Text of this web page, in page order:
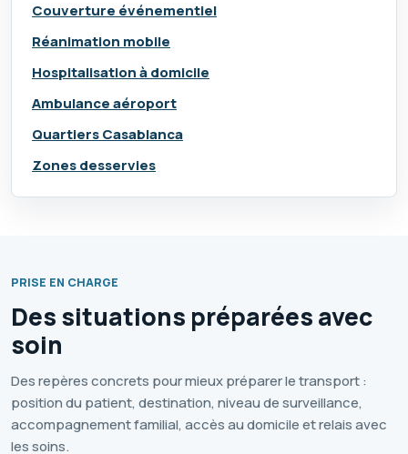
Couverture événementiel
Réanimation mobile
Hospitalisation à domicile
Ambulance aéroport
Quartiers Casablanca
Zones desservies
PRISE EN CHARGE
Des situations préparées avec
soin
Des repères concrets pour mieux préparer le transport :
position du patient, destination, niveau de surveillance,
accompagnement familial, accès au domicile et relais avec
les soins.